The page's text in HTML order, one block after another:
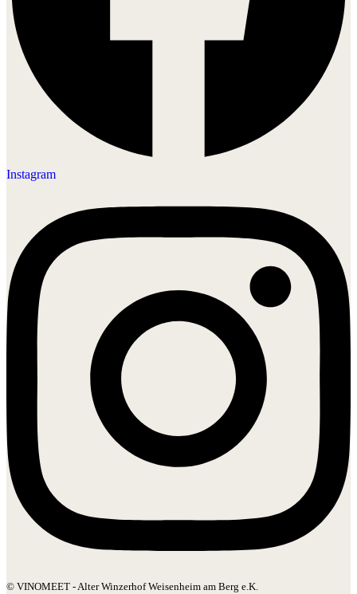
Instagram
© VINOMEET - Alter Winzerhof Weisenheim am Berg e.K.